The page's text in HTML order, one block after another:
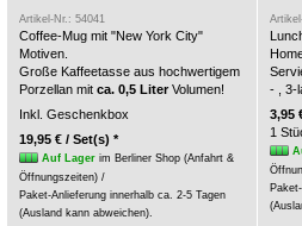
Artikel-Nr.: 54041
Coffee-Mug mit "New York City"
Motiven.
Große Kaffeetasse aus hochwertigem
Porzellan mit ca. 0,5 LiterVolumen!
Inkl. Geschenkbox
19,95 € / Set(s) *
Auf Lagerim Berliner Shop (Anfahrt &
Öffnungszeiten) /
Paket-Anlieferung innerhalb ca. 2-5 Tagen
(Ausland kann abweichen).
- , 3-
3,95
1